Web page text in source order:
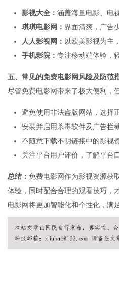
影视大全： 涵盖海量电影、电
琪琪电影网： 界面清爽，广告
人人影视网： 以欧美影视为主
手机影院： 专注移动端体验，
五、常见的免费电影网风险及防范
尽管免费电影网带来了极大便利，
避免使用非法盗版网站，选择
安装并启用杀毒软件及广告拦
不随意下载不明链接中的影视
关注平台用户评价，了解平台口
总结： 免费电影网作为影视资源获
体验，同时配合合理的观看技巧，
电影网将更加智能化和个性化，满